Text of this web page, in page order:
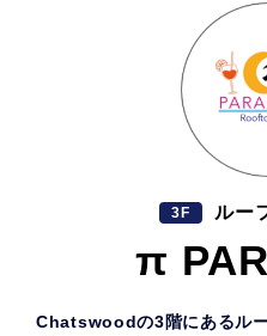
3F ルー
π
Chatswoodの3階にあるル